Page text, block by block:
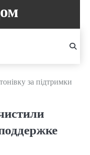
за підтримки